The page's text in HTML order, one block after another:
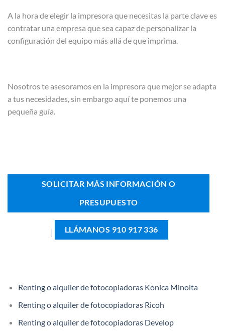
A la hora de elegir la impresora que necesitas la parte clave es
contratar una empresa que sea capaz de personalizar la
configuración del equipo más allá de que imprima.
Nosotros te asesoramos en la impresora que mejor se adapta
a tus necesidades, sin embargo aquí te ponemos una
pequeña guía.
SOLICITAR MÁS INFORMACIÓN O
PRESUPUESTO
| LLÁMANOS 910 917 336
Renting o alquiler de fotocopiadoras Konica Minolta
Renting o alquiler de fotocopiadoras Ricoh
Renting o alquiler de fotocopiadoras Develop